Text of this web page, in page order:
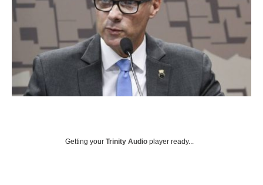
Getting your Trinity Audio player ready...